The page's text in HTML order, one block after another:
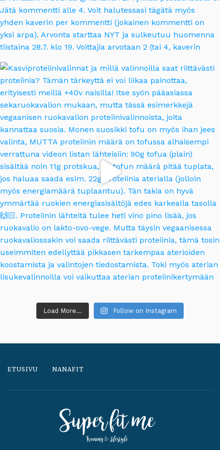
Load More... Follow on Instagram
ETUSIVU NANAFIT